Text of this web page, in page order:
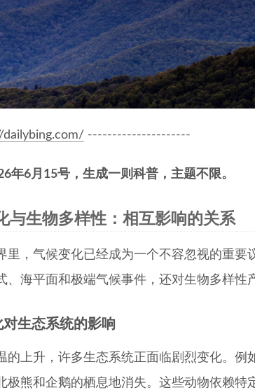
dailybing.com/ ---------------------
年6月15号，生成一则科普，主题不限。
与生物多样性：相互影响的关系
里，气候变化已经成为一个不容忽视的重
、海平面和极端气候事件，还对生物多样性
生态系统的影响
的上升，许多生态系统正面临剧烈变化。
极熊和企鹅的栖息地消失。这些动物依赖特